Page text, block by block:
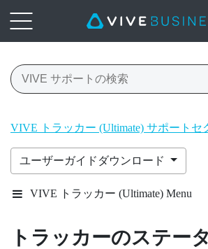
VIVE トラッカー (Ultimate) サポートセ
ユーザーガイドダウンロード
VIVE トラッカー (Ultimate) Menu
トラッカーのステー